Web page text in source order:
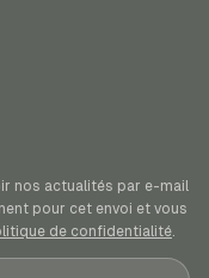
nos actualités par e-mail
pour cet envoi et vous
de confidentialité.